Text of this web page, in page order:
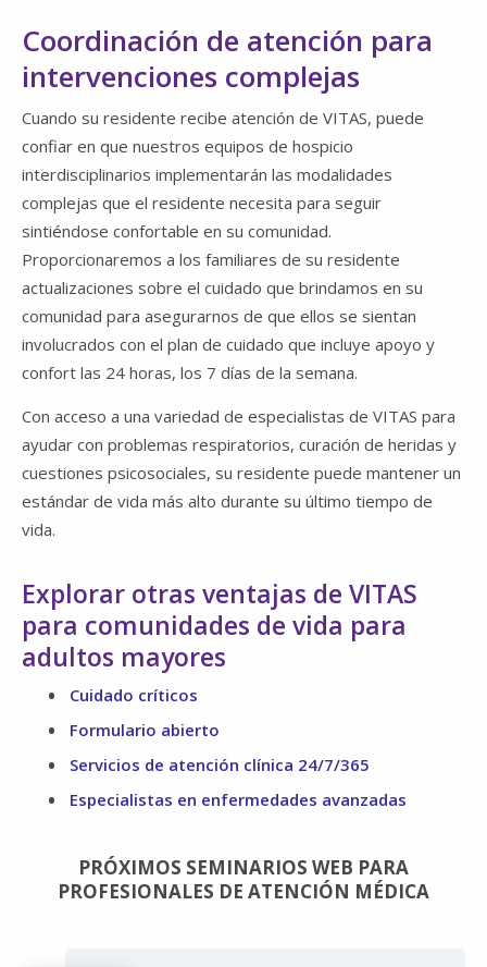
Coordinación de atención para
intervenciones complejas
Cuando su residente recibe atención de VITAS, puede
confiar en que nuestros equipos de hospicio
interdisciplinarios implementarán las modalidades
complejas que el residente necesita para seguir
sintiéndose confortable en su comunidad.
Proporcionaremos a los familiares de su residente
actualizaciones sobre el cuidado que brindamos en su
comunidad para asegurarnos de que ellos se sientan
involucrados con el plan de cuidado que incluye apoyo y
confort las 24 horas, los 7 días de la semana.
Con acceso a una variedad de especialistas de VITAS para
ayudar con problemas respiratorios, curación de heridas y
cuestiones psicosociales, su residente puede mantener un
estándar de vida más alto durante su último tiempo de
vida.
Explorar otras ventajas de VITAS
para comunidades de vida para
adultos mayores
Cuidado críticos
Formulario abierto
Servicios de atención clínica 24/7/365
Especialistas en enfermedades avanzadas
PRÓXIMOS SEMINARIOS WEB PARA
PROFESIONALES DE ATENCIÓN MÉDICA